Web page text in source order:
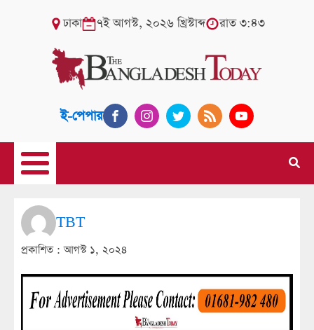
ঢাকা ৭ই আগস্ট, ২০২৬ খ্রিস্টাব্দ রাত ৩:৪৩
ই-পেপার
TBT
প্রকাশিত :আগস্ট ১, ২০২৪